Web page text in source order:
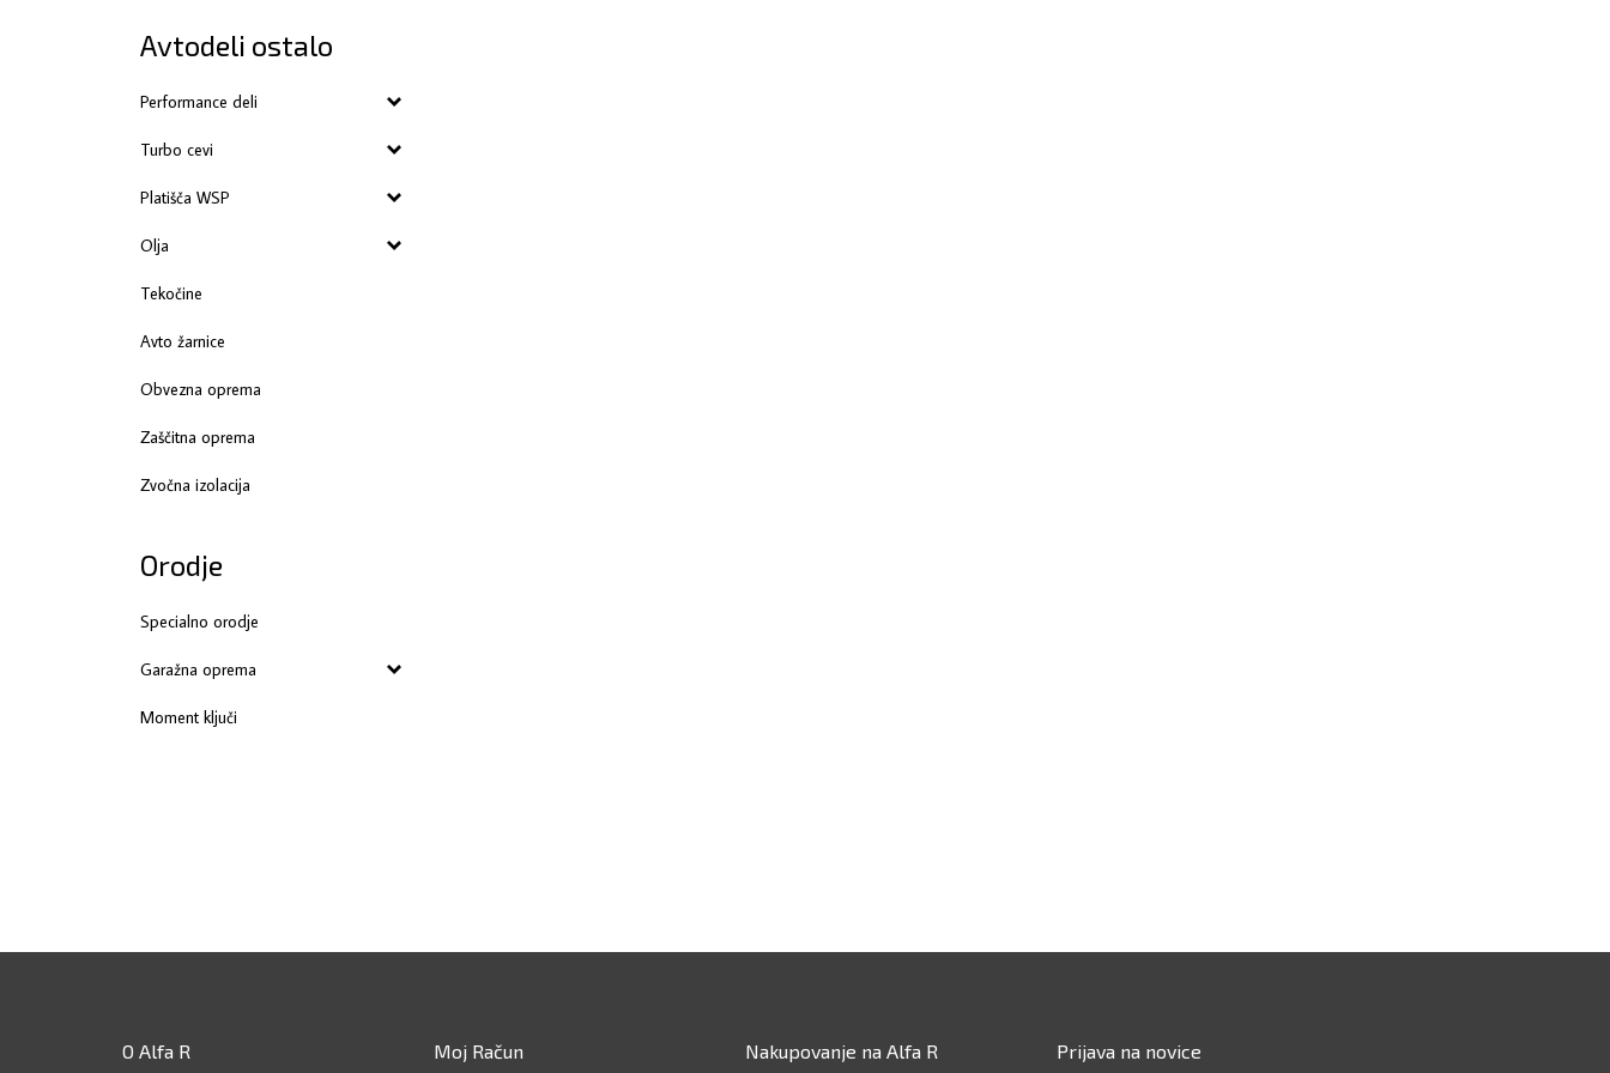
Avtodeli ostalo
Performance deli
Turbo cevi
Platišča WSP
Olja
Tekočine
Avto žarnice
Obvezna oprema
Zaščitna oprema
Zvočna izolacija
Orodje
Specialno orodje
Garažna oprema
Moment ključi
O Alfa R Moj Račun Nakupovanje na Alfa R Prijava na novice